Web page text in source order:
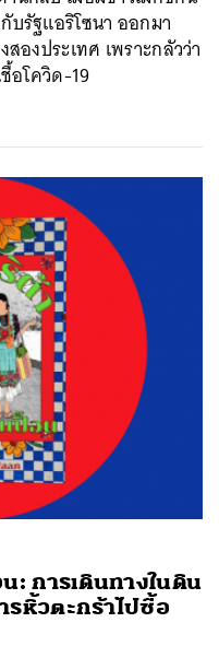
บรัฐแอริโซนา ออกมา
องประเทศ เพราะกลัวว่า
อโควิด-19
การเดินทางในดิน
หิ้วตะกร้าไปซื้อ